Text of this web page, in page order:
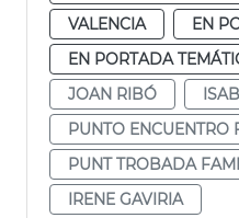
VALENCIA
EN
EN PORTADA
JOAN RIBÓ
PUNTO ENCUENTRO
PUNT TROBADA
IRENE GAVIRIA